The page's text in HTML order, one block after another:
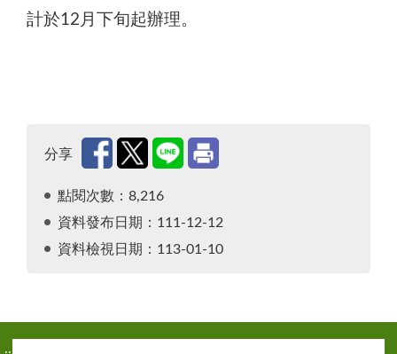
計於12月下旬起辦理。
分享
點閱次數：8,216
資料發布日期：111-12-12
資料檢視日期：113-01-10